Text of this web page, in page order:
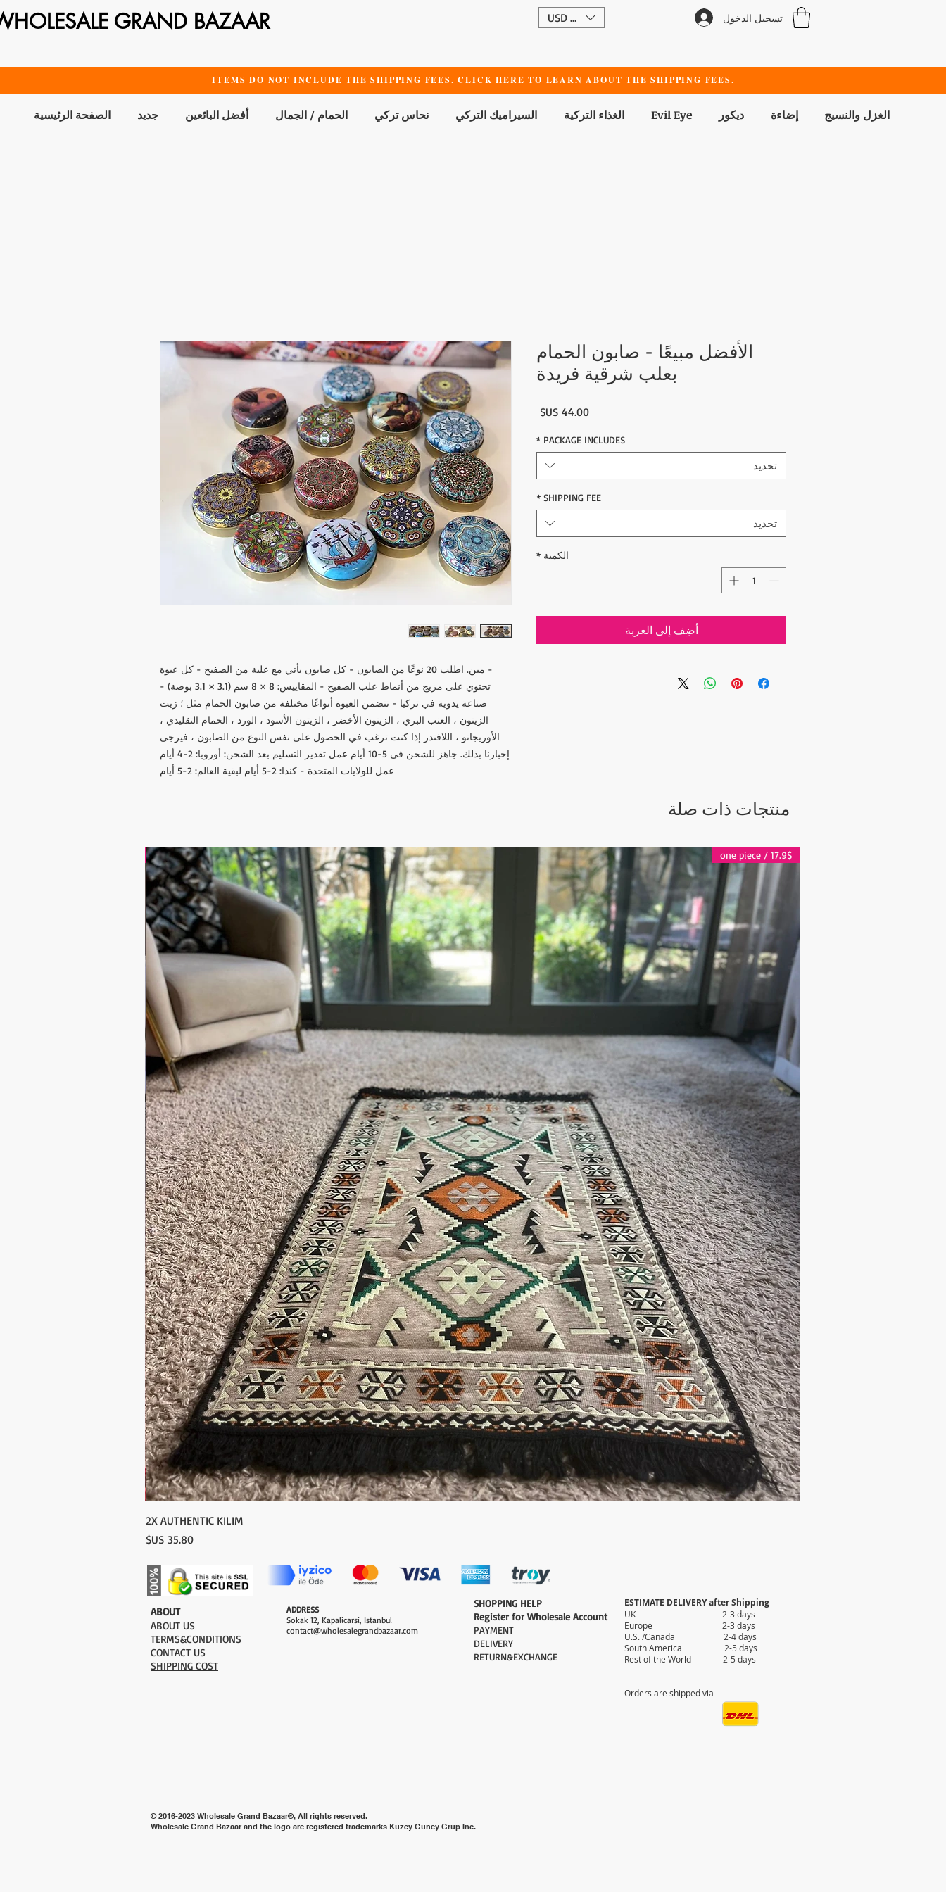
GRAND BAZAAR USD ($) تسجيل الدخول
ITEMS DO NOT INCLUDE THE SHIPPING FEES.CLICK HERE TO LEARN ABOUT THE SHIPPING FEES.
الصفحة الرئيسية جديد أفضل البائعين الحمام / الجمال نحاس تركي السيراميك التركي الغذاء التركية Evil Eye ديكور إضاءة الغزل والنسيج
- مين. اطلب 20 نوعًا من الصابون - كل صابون يأتي مع علبة من الصفيح - كل عبوة
تحتوي على مزيج من أنماط علب الصفيح - المقاييس: 8 × 8 سم (3.1 × 3.1 بوصة) -
صناعة يدوية في تركيا - تتضمن العبوة أنواعًا مختلفة من صابون الحمام مثل ؛ زيت
الزيتون ، العنب البري ، الزيتون الأخضر ، الزيتون الأسود ، الورد ، الحمام التقليدي ،
الأوريجانو ، اللافندر إذا كنت ترغب في الحصول على نفس النوع من الصابون ، فيرجى
إخبارنا بذلك. جاهز للشحن في 5-10 أيام عمل تقدير التسليم بعد الشحن: أوروبا: 2-4 أيام
عمل للولايات المتحدة - كندا: 2-5 أيام لبقية العالم: 2-5 أيام
الأفضل مبيعًا - صابون الحمام
بعلب شرقية فريدة
PACKAGE INCLUDES
*
تحديد
SHIPPING FEE
*
تحديد
الكمية *
أضِف إلى العربة
منتجات ذات صلة
17.9$ / one piece
2X AUTHENTIC KILIM
السعر
​ABOUT
ABOUT US
TERMS&CONDITIONS
CONTACT US
SHIPPING COST
ADDRESS
Sokak 12, Kapalicarsi, Istanbul
contact@wholesalegrandbazaar.com
​SHOPPING HELP
Register for Wholesale Account
PAYMENT​
DELIVERY
RETURN&EXCHANGE
ESTIMATE DELIVERY after Shipping
UK 2-3 days
Europe 2-3 days
U.S. /Canada 2-4 days
South America 2-5 days
Rest of the World 2-5 days
Orders are shipped via
© 2016-2023 Wholesale Grand Bazaar®, All rights reserved.
Wholesale Grand Bazaar and the logo are registered trademarks Kuzey Guney Grup Inc.